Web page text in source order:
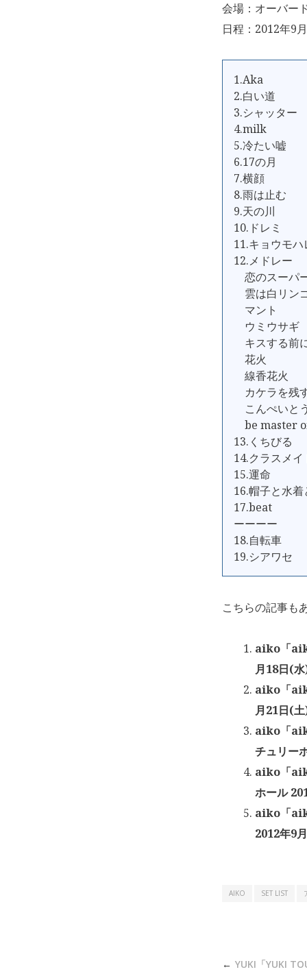
会場：オーバー
日程：2012年9
1.Aka
2.白い道
3.シャッター
4.milk
5.冷たい嘘
6.17の月
7.横顔
8.雨は止む
9.天の川
10.ドレミ
11.キョウモハ
12.メドレー
恋のスーパ
雲は白リン
マント
ウミウサギ
キスする前
花火
線香花火
カケラを残
こんぺいとう
be master
13.くちびる
14.クラスメイ
15.運命
16.帽子と水着
17.beat
ーーーー
18.自転車
19.シアワセ
こちらの記事も
aiko「
月18日(
aiko「
月21日(
aiko「
チュリー
aiko「
ホール
aiko「
2012年9
AIKO SET LIST
YUKI「YUKI